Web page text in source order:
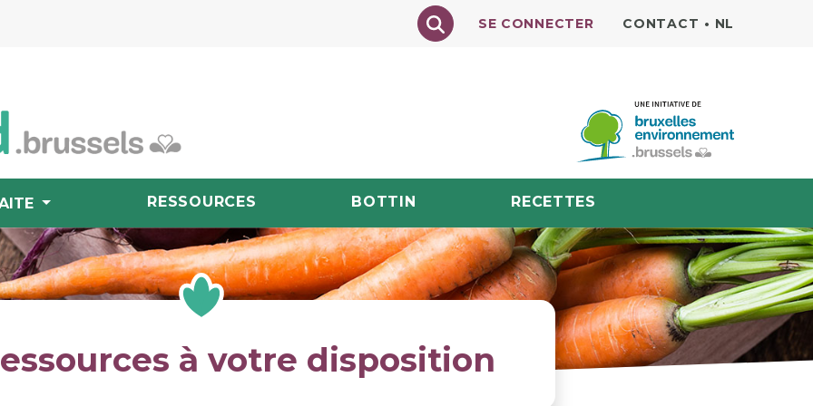
Texte à rechercher
SE CONNECTER CONTACT • NL
RESSOURCES BOTTIN RECETTES
à votre disposition